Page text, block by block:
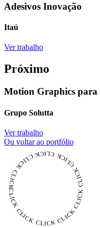
Adesivos Inovação
Itaú
Ver trabalho
Próximo
Motion Graphics para
Grupo Solutta
Ver trabalho
Ou voltar ao portfólio
CLICK CLICK CLICK CLICK CLICK CLICK CLICK CLICK CLICK CLICK CLICK